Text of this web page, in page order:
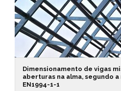
Dimensionamento de vigas
aberturas na alma, segundo
EN1994-1-1